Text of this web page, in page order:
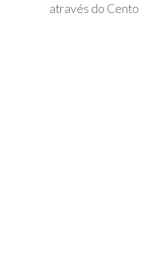
através do